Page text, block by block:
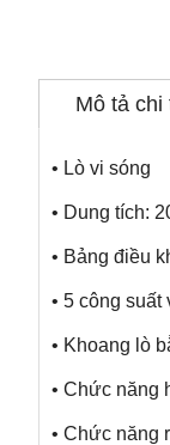
Mô tả chi
• Lò vi sóng
• Dung tích:
• Bảng điều
• 5 công suất
• Khoang lò
• Chức năng
• Chức năng